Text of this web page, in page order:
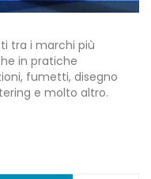
tra i marchi più
in pratiche
fumetti, disegno
e molto altro.